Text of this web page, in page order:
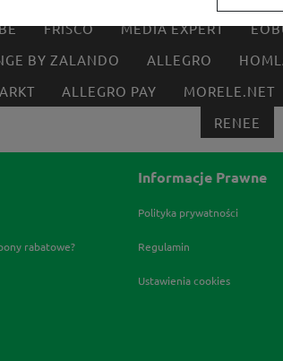
FRISCO MEDIA EXPERT
BY ZALANDO ALLEGRO
ALLEGRO PAY MORELE.NET
RENEE
rabatowe?
Informacje Prawne
Polityka prywatności
Regulamin
Ustawienia cookies